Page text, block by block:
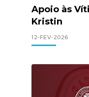
Apoio às
Kristin
12-FEV-2026